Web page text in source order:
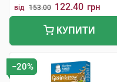
від 153.00 122.40 грн
КУПИТИ
−20%